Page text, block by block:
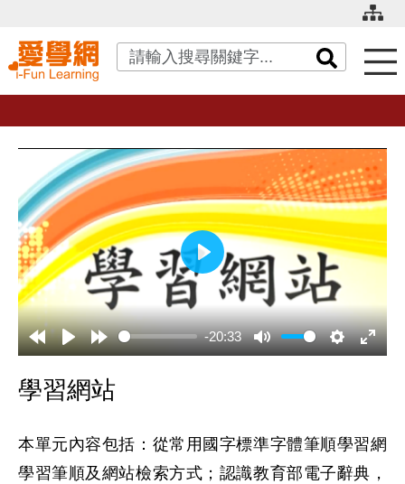
關鍵字搜尋
-20:33
播
放
學習網站
本單元內容包括：從常用國字標準字體筆順學習網
學習筆順及網站檢索方式；認識教育部電子辭典，